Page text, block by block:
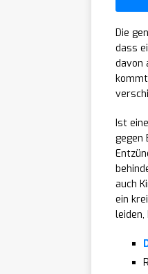
Die
dass
davon
Ist
gegen
auch
ein
leiden,